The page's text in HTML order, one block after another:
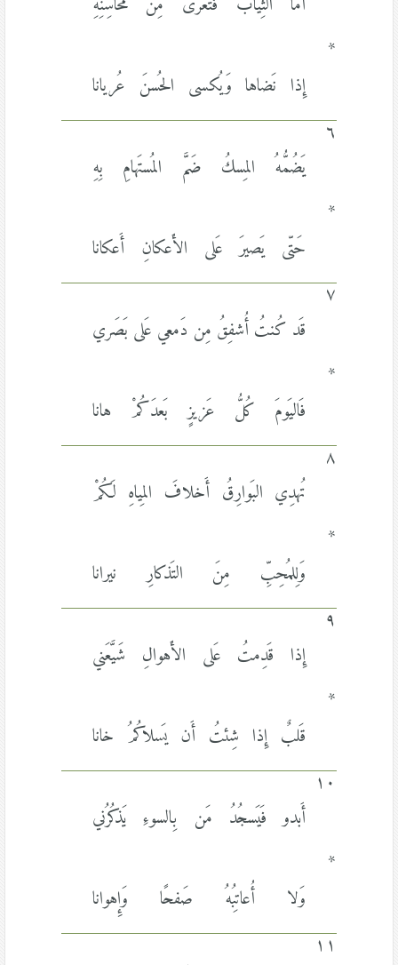
*
إِذا نَضاها وَيُكسى الحُسنَ عُريانا
٦
يَضُمُّهُ المِسكُ ضَمَّ المُستَهامِ بِهِ
*
حَتّى يَصيرَ عَلى الأَعكانِ أَعكانا
٧
قَد كُنتُ أُشفِقُ مِن دَمعي عَلى بَصَري
*
فَاليَومَ كُلُّ عَزيزٍ بَعدَكُمْ هانا
٨
تُهدِي البَوارِقُ أَخلافَ المِياهِ لَكُمْ
*
وَلِلمُحِبِّ مِنَ التَذكارِ نيرانا
٩
إِذا قَدِمتُ عَلى الأَهوالِ شَيَّعَني
*
قَلبٌ إِذا شِئتُ أَن يَسلاكُمُ خانا
١٠
أَبدو فَيَسجُدُ مَن بِالسوءِ يَذكُرُني
*
وَلا أُعاتِبُهُ صَفحًا وَإِهوانا
١١